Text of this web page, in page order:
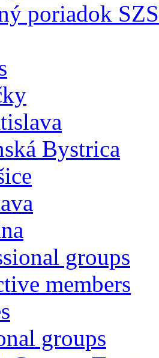
poriadok
Bystrica
groups
members
groups